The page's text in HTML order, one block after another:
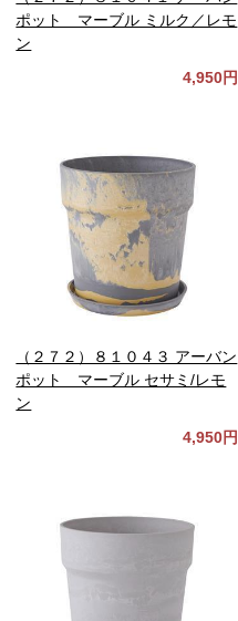
ポット マーブル ミルク／レモ
ン
4,950円
（２７２）８１０４３ アーバン
ポット マーブル セサミ/レモ
ン
4,950円